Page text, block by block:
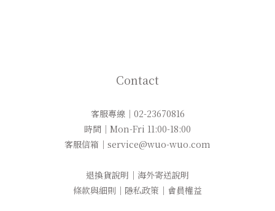
Contact
客服專線｜02-23670816
時間｜Mon-Fri 11:00-18:00
客服信箱｜service@wuo-wuo.com
退換貨說明 ｜ 海外寄送說明
條款與細則 ｜ 隱私政策 ｜ 會員權益